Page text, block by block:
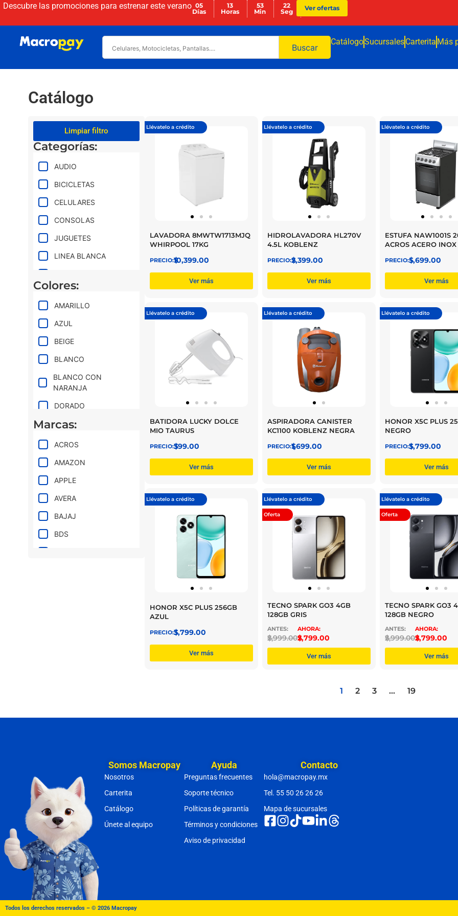
Descubre las promociones para estrenar este verano 05
Días
13
Horas
53
Min
22
Seg
Ver ofertas
Buscar
CatálogoSucursalesCarterita Más
Catálogo
Limpiar filtro
Categorías:
AUDIO
BICICLETAS
CELULARES
CONSOLAS
JUGUETES
LINEA BLANCA
MUNDIAL 2026
PANTALLAS
PROMOS DE
VERANO
SMARTWATCHES
TABLETAS
Colores:
AMARILLO
AZUL
BEIGE
BLANCO
BLANCO CON
NARANJA
DORADO
GRIS
LAVANDA
LILA
MORADO
NARANJA
NEGRO
NEON
Marcas:
ACROS
AMAZON
APPLE
AVERA
BAJAJ
BDS
MORA
MOTOROLA
NINTENDO
OSTER
PIXEL
PRIME
SAMSUNG
STF
Llévatelo a crédito
LAVADORA 8MWTW1713MJQ
WHIRPOOL 17KG
$
10,399.00
Ver más
Llévatelo a crédito
HIDROLAVADORA HL270V
4.5L KOBLENZ
$
2,399.00
Ver más
Llévatelo a crédito
ESTUFA NAW1001S
ACROS ACERO INOX
$
5,699.00
Ver más
Llévatelo a crédito
BATIDORA LUCKY DOLCE
MIO TAURUS
$
399.00
Ver más
Llévatelo a crédito
ASPIRADORA CANISTER
KC1100 KOBLENZ NEGRA
$
1,699.00
Ver más
Llévatelo a crédito
HONOR X5C PLUS
NEGRO
$
3,799.00
Ver más
Llévatelo a crédito
HONOR X5C PLUS 256GB
AZUL
$
3,799.00
Ver más
Llévatelo a crédito
Oferta
TECNO SPARK GO3 4GB
128GB GRIS
$
2,999.00$
2,799.00
Ver más
Llévatelo a crédito
Oferta
TECNO SPARK GO3
128GB NEGRO
$
2,999.00$
2,799.00
Ver más
1 2 3 … 19
Somos Macropay
Nosotros
Carterita
Catálogo
Únete al equipo
Ayuda
Preguntas frecuentes
Soporte técnico
Políticas de garantía
Términos y condiciones
Aviso de privacidad
Contacto
hola@macropay.mx
Tel. 55 50 26 26 26
Mapa de sucursales
Todos los derechos reservados – © 2026 Macropay